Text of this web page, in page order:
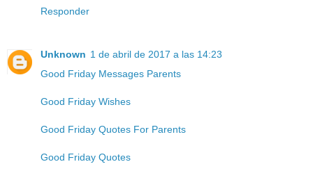
Responder
Unknown 1 de abril de 2017 a las 14:23
Good Friday Messages Parents
Good Friday Wishes
Good Friday Quotes For Parents
Good Friday Quotes